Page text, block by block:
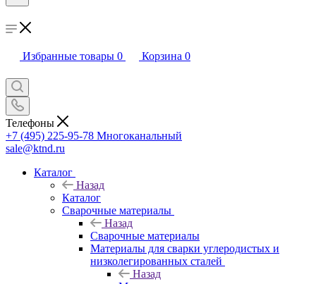
Избранные товары 0 Корзина 0
Телефоны
+7 (495) 225-95-78 Многоканальный
sale@ktnd.ru
Каталог
Назад
Каталог
Сварочные материалы
Назад
Сварочные материалы
Материалы для сварки углеродистых и
низколегированных сталей
Назад